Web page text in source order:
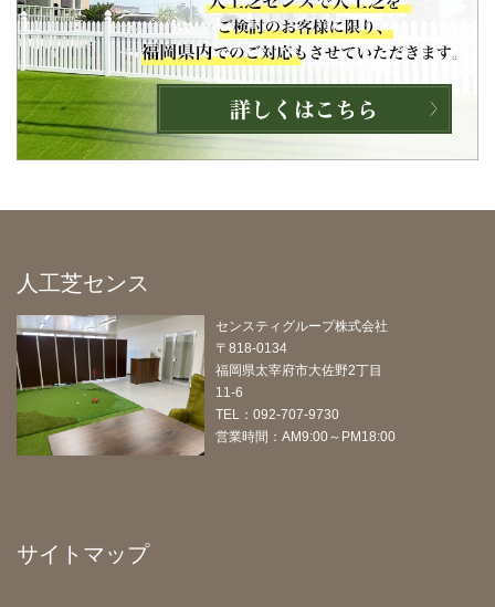
人工芝センス
センスティグループ株式会社
〒818-0134
福岡県太宰府市大佐野2丁目
11-6
TEL：092-707-9730
営業時間：AM9:00～PM18:00
サイトマップ